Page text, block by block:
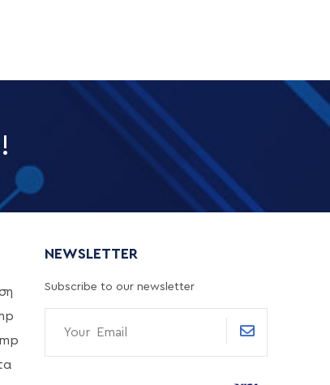
NEWSLETTER
Subscribe to our newsletter